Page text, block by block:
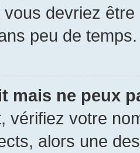
devriez
peu de temps.
mais ne peux
vérifiez votre
alors une